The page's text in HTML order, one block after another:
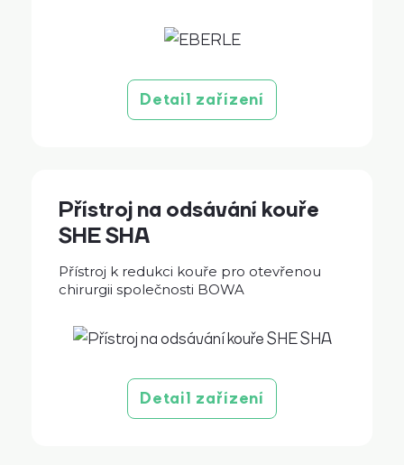
Detail zařízení
Přístroj na odsávání kouře
SHE SHA
Přístroj k redukci kouře pro otevřenou
chirurgii společnosti BOWA
Detail zařízení